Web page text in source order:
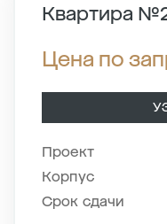
Квартира
Цена по
Проект
Корпус
Срок сдачи